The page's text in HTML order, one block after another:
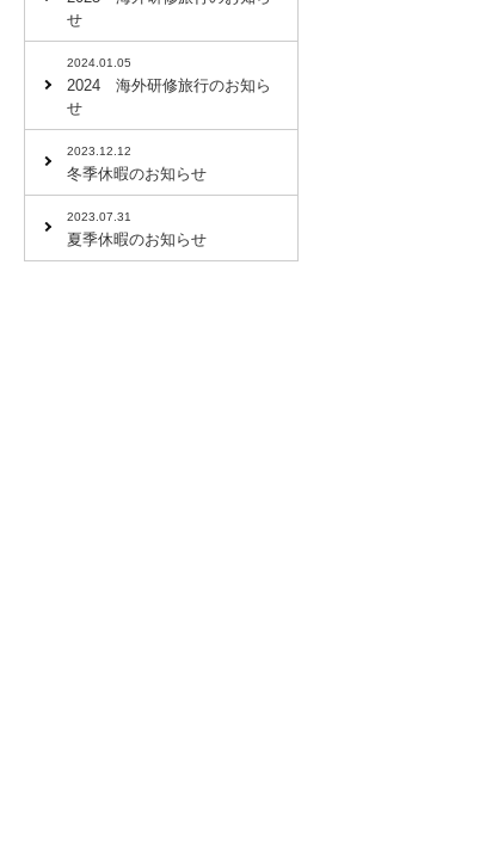
せ
2024.01.05
2024 海外研修旅行のお知ら
せ
2023.12.12
冬季休暇のお知らせ
2023.07.31
夏季休暇のお知らせ